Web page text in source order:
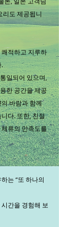
리도 제공됩니
적하고 지루하
일되어 있으며,
한 공간을 제공
바람과 함께
다. 또한, 친절
류의 만족도를
는 “또 하나의
간을 경험해 보